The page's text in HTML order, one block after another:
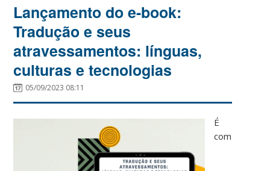
Lançamento do e-book:
Tradução e seus
atravessamentos: línguas,
culturas e tecnologias
05/09/2023 08:11
É
com